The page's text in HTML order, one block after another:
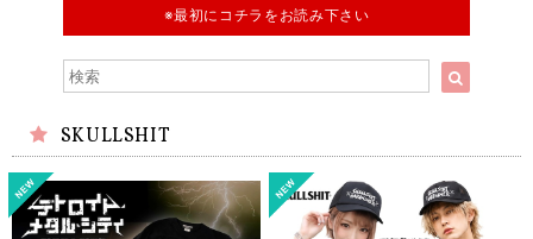
※最初にコチラをお読み下さい
SKULLSHIT